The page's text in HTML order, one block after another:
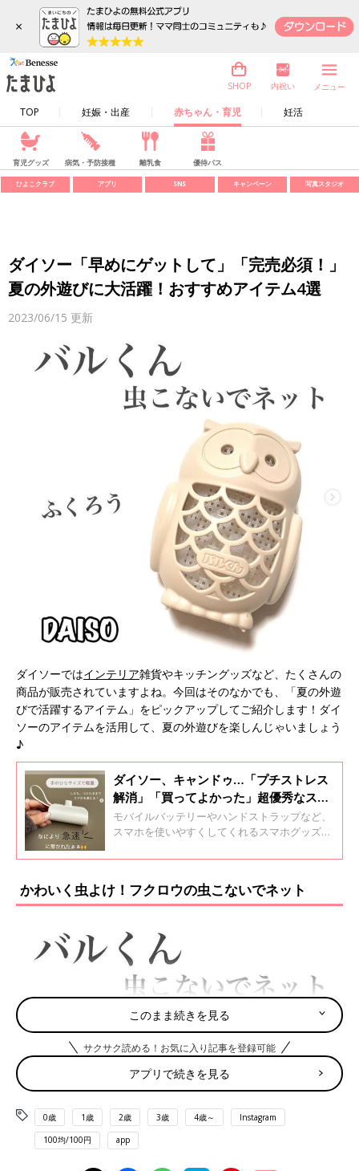
×
TOP 妊娠・出産 赤ちゃん・育児 妊活
SHOP 内祝い メニュー
育児グッズ 病気・予防接種 離乳食 優待パス
ひよこクラブ アプリ SNS キャンペーン 写真スタジオ
ダイソー「早めにゲットして」「完売必須！」
夏の外遊びに大活躍！おすすめアイテム4選
2023/06/15 更新
ダイソーではインテリア雑貨やキッチングッズなど、たくさんの
商品が販売されていますよね。今回はそのなかでも、「夏の外遊
びで活躍するアイテム」をピックアップしてご紹介します！ダイ
ソーのアイテムを活用して、夏の外遊びを楽しんじゃいましょう
♪
ダイソー、キャンドゥ…「プチストレス
解消」「買ってよかった」超優秀なスマ
ホグッズ5選
モバイルバッテリーやハンドストラップなど、
スマホを使いやすくしてくれるスマホグッズ。
たりと、どんどん進化しているようです！そこ
す♪
かわいく虫よけ！フクロウの虫こないでネット
このまま続きを見る
サクサク読める！お気に入り記事を登録可能
アプリで続きを見る
0歳 1歳 2歳 3歳 4歳～ Instagram
100均/100円 app